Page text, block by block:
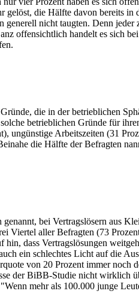
die Hälfte davon bereits
nicht taugten. Denn
offensichtlich handelt es sich
die in der betrieblichen
betrieblichen Gründe für
Arbeitszeiten (31
die Hälfte der Befragten
bei Vertragslösern aus
Viertel aller Befragten (73
dass Vertragslösungen
ein schlechtes Licht auf die
von 20 Prozent immer
der BiBB-Studie nicht wirklich
mehr als 100.000 junge